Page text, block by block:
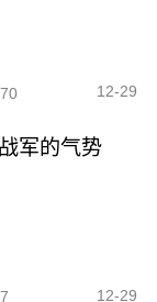
12-29
军的气势
12-29